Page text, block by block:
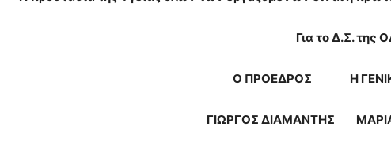
Για το Δ.Σ. της
Ο ΠΡΟΕΔΡΟΣ Η
ΓΙΩΡΓΟΣ ΔΙΑΜΑΝΤΗΣ